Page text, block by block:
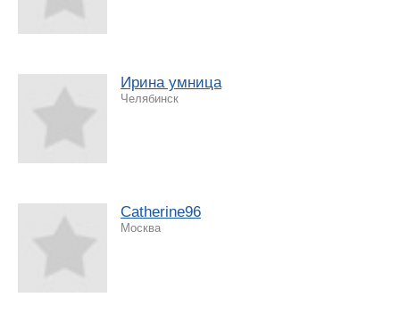
Ирина умница
Челябинск
Catherine96
Москва